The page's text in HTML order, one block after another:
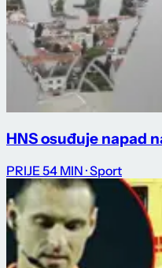
HNS osuđuje napad
PRIJE 54 MIN · Sport